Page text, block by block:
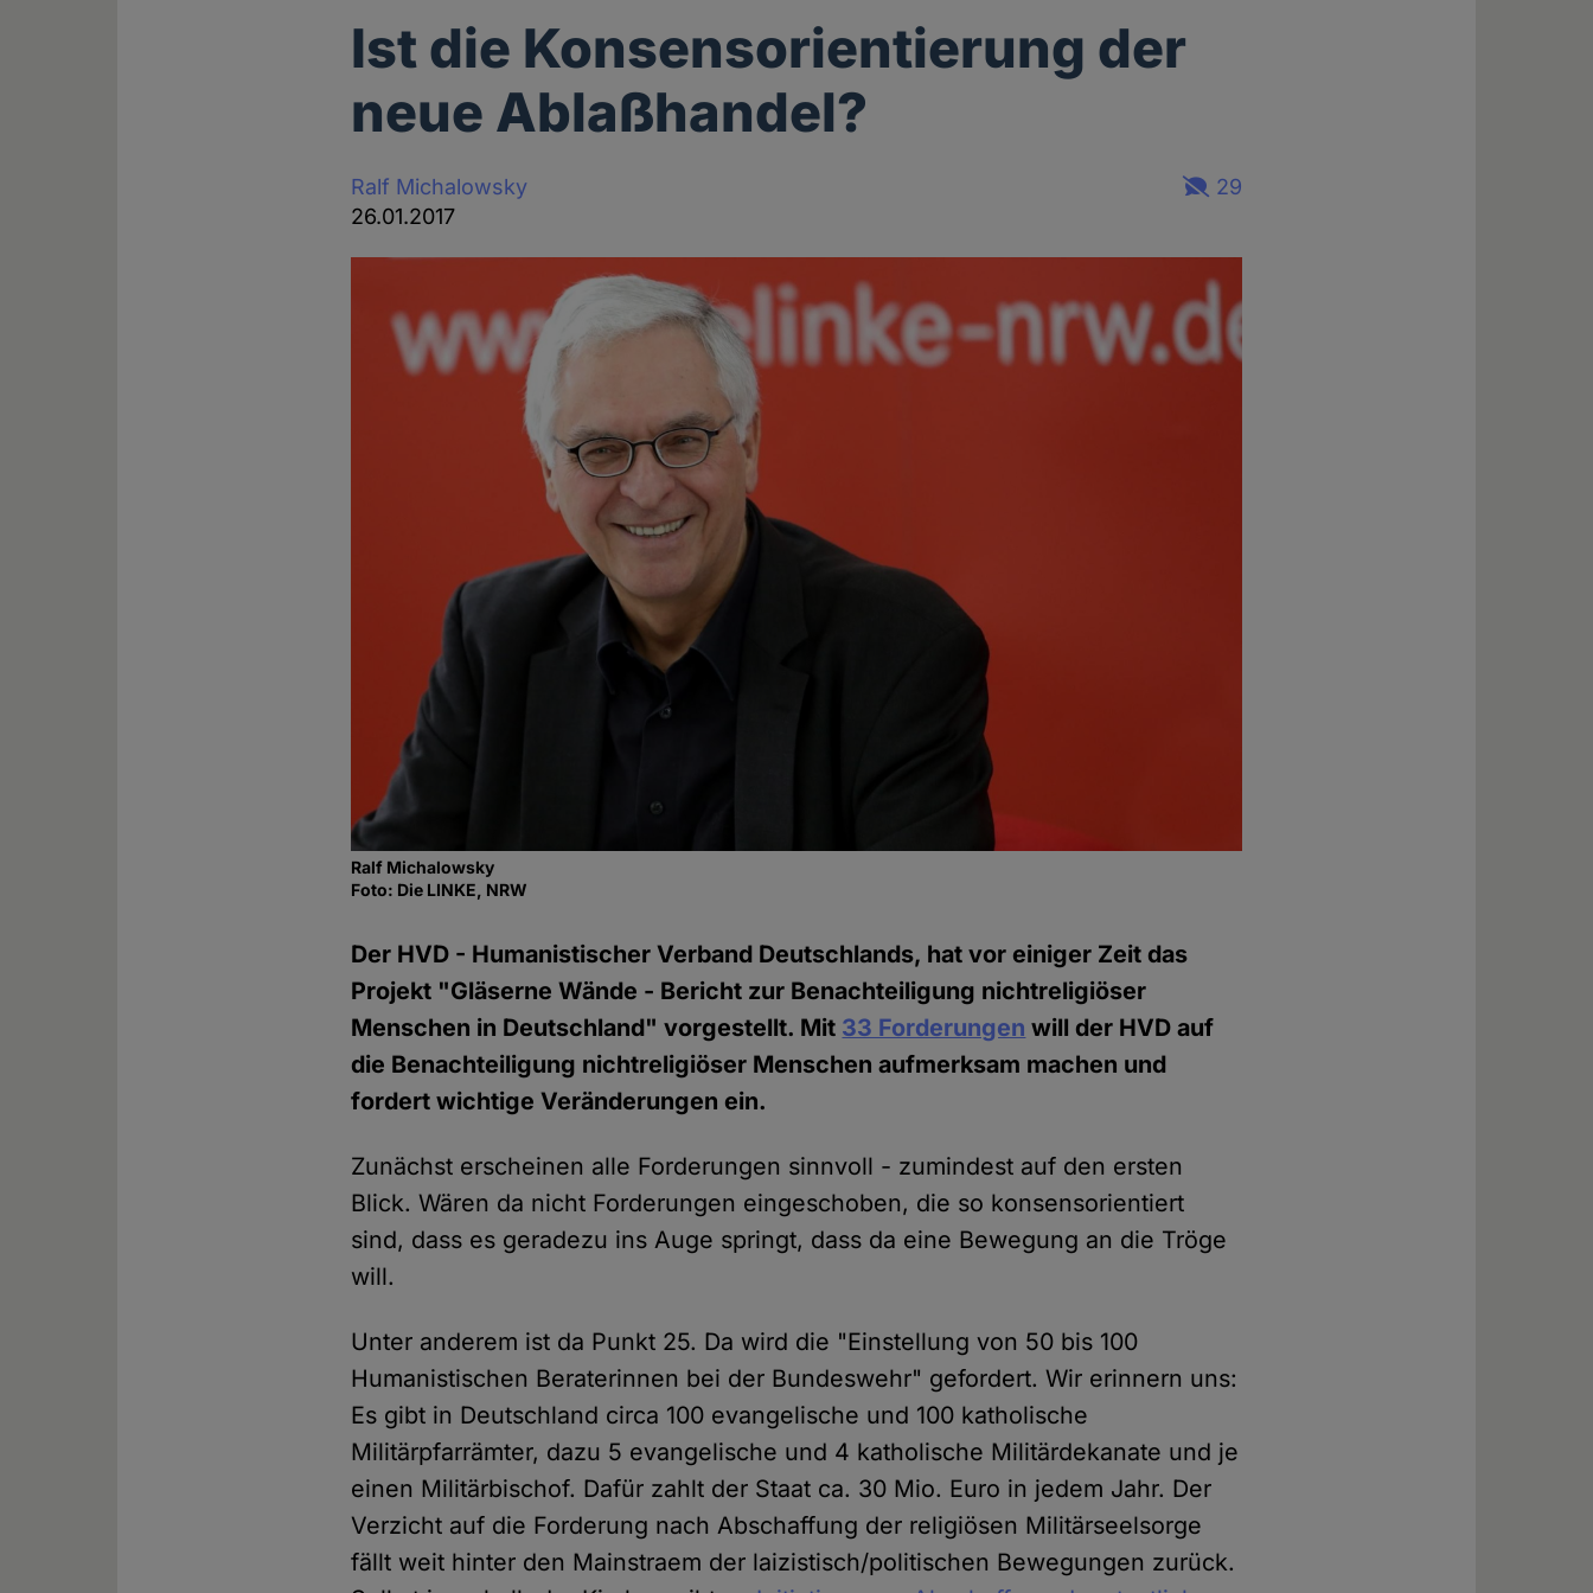
Ist die Konsensorientierung der
neue Ablaßhandel?
Ralf Michalowsky
26.01.2017
29
Ralf Michalowsky
Foto: Die LINKE, NRW
Der HVD - Humanistischer Verband Deutschlands, hat vor einiger Zeit das
Projekt "Gläserne Wände - Bericht zur Benachteiligung nichtreligiöser
Menschen in Deutschland" vorgestellt. Mit 33 Forderungen will der HVD auf
die Benachteiligung nichtreligiöser Menschen aufmerksam machen und
fordert wichtige Veränderungen ein.
Zunächst erscheinen alle Forderungen sinnvoll - zumindest auf den ersten
Blick. Wären da nicht Forderungen eingeschoben, die so konsensorientiert
sind, dass es geradezu ins Auge springt, dass da eine Bewegung an die Tröge
will.
Unter anderem ist da Punkt 25. Da wird die "Einstellung von 50 bis 100
Humanistischen Beraterinnen bei der Bundeswehr" gefordert. Wir erinnern uns:
Es gibt in Deutschland circa 100 evangelische und 100 katholische
Militärpfarrämter, dazu 5 evangelische und 4 katholische Militärdekanate und je
einen Militärbischof. Dafür zahlt der Staat ca. 30 Mio. Euro in jedem Jahr. Der
Verzicht auf die Forderung nach Abschaffung der religiösen Militärseelsorge
fällt weit hinter den Mainstraem der laizistisch/politischen Bewegungen zurück.